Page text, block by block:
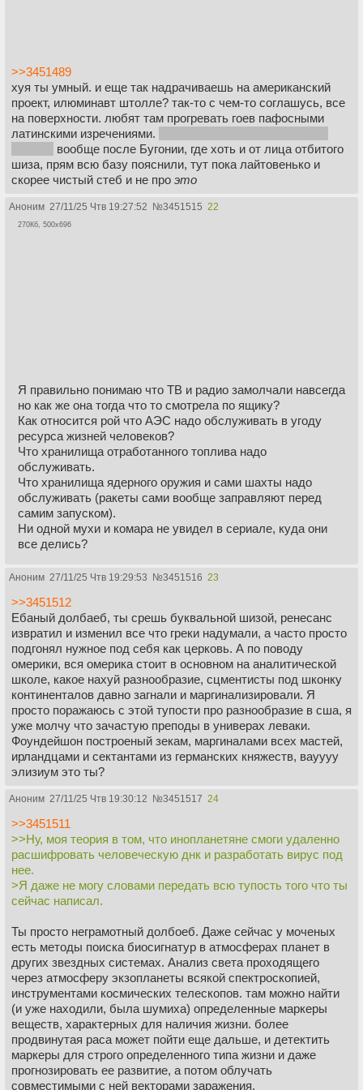
>>3451489
хуя ты умный. и еще так надрачиваешь на американский
проект, илюминавт штолле? так-то с чем-то соглашусь, все
на поверхности. любят там прогревать гоев пафосными
латинскими изречениями.
вообще после Бугонии, где хоть и от лица отбитого
шиза, прям всю базу пояснили, тут пока лайтовенько и
скорее чистый стеб и не про это
Аноним 27/11/25 Чтв 19:27:52 №3451515 22
270Кб, 500x696
Я правильно понимаю что ТВ и радио замолчали навсегда
но как же она тогда что то смотрела по ящику?
Как относится рой что АЭС надо обслуживать в угоду
ресурса жизней человеков?
Что хранилища отработанного топлива надо
обслуживать.
Что хранилища ядерного оружия и сами шахты надо
обслуживать (ракеты сами вообще заправляют перед
самим запуском).
Ни одной мухи и комара не увидел в сериале, куда они
все делись?
Аноним 27/11/25 Чтв 19:29:53 №3451516 23
>>3451512
Ебаный долбаеб, ты срешь буквальной шизой, ренесанс
извратил и изменил все что греки надумали, а часто просто
подгонял нужное под себя как церковь. А по поводу
омерики, вся омерика стоит в основном на аналитической
школе, какое нахуй разнообразие, сцментисты под шконку
континенталов давно загнали и маргинализировали. Я
просто поражаюсь с этой тупости про разнообразие в сша, я
уже молчу что зачастую преподы в универах леваки.
Фоундейшон построеный зекам, маргиналами всех мастей,
ирландцами и сектантами из германских княжеств, вауууу
элизиум это ты?
Аноним 27/11/25 Чтв 19:30:12 №3451517 24
>>3451511
>>Ну, моя теория в том, что инопланетяне смоги удаленно
расшифровать человеческую днк и разработать вирус под
нее.
>Я даже не могу словами передать всю тупость того что ты
сейчас написал.
Ты просто неграмотный долбоеб. Даже сейчас у моченых
есть методы поиска биосигнатур в атмосферах планет в
других звездных системах. Анализ света проходящего
через атмосферу экзопланеты всякой спектроскопией,
инструментами космических телескопов. там можно найти
(и уже находили, была шумиха) определенные маркеры
веществ, характерных для наличия жизни. более
продвинутая раса может пойти еще дальше, и детектить
маркеры для строго определенного типа жизни и даже
прогнозировать ее развитие, а потом облучать
совместимыми с ней векторами заражения.